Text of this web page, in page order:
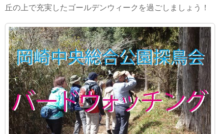
丘の上で充実したゴールデンウィークを過ごしましょう！